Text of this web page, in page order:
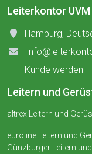
Leiterkontor UVM
Hamburg,
Kunde werden
Leitern und
altrex Leitern und
euroline Leitern und
Günzburger Leitern